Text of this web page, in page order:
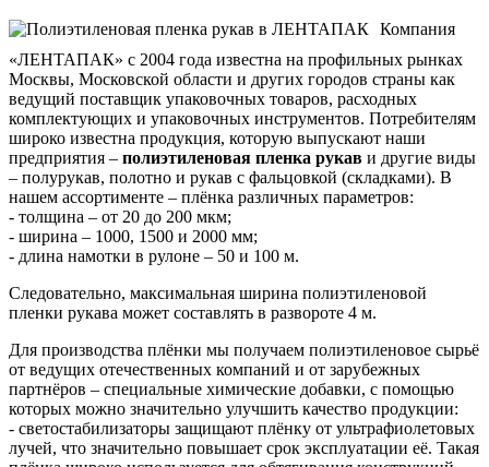
Компания
«ЛЕНТАПАК» с 2004 года известна на профильных рынках
Москвы, Московской области и других городов страны как
ведущий поставщик упаковочных товаров, расходных
комплектующих и упаковочных инструментов. Потребителям
широко известна продукция, которую выпускают наши
предприятия – полиэтиленовая пленка рукав и другие виды
– полурукав, полотно и рукав с фальцовкой (складками). В
нашем ассортименте – плёнка различных параметров:
- толщина – от 20 до 200 мкм;
- ширина – 1000, 1500 и 2000 мм;
- длина намотки в рулоне – 50 и 100 м.
Следовательно, максимальная ширина полиэтиленовой
пленки рукава может составлять в развороте 4 м.
Для производства плёнки мы получаем полиэтиленовое сырьё
от ведущих отечественных компаний и от зарубежных
партнёров – специальные химические добавки, с помощью
которых можно значительно улучшить качество продукции:
- светостабилизаторы защищают плёнку от ультрафиолетовых
лучей, что значительно повышает срок эксплуатации её. Такая